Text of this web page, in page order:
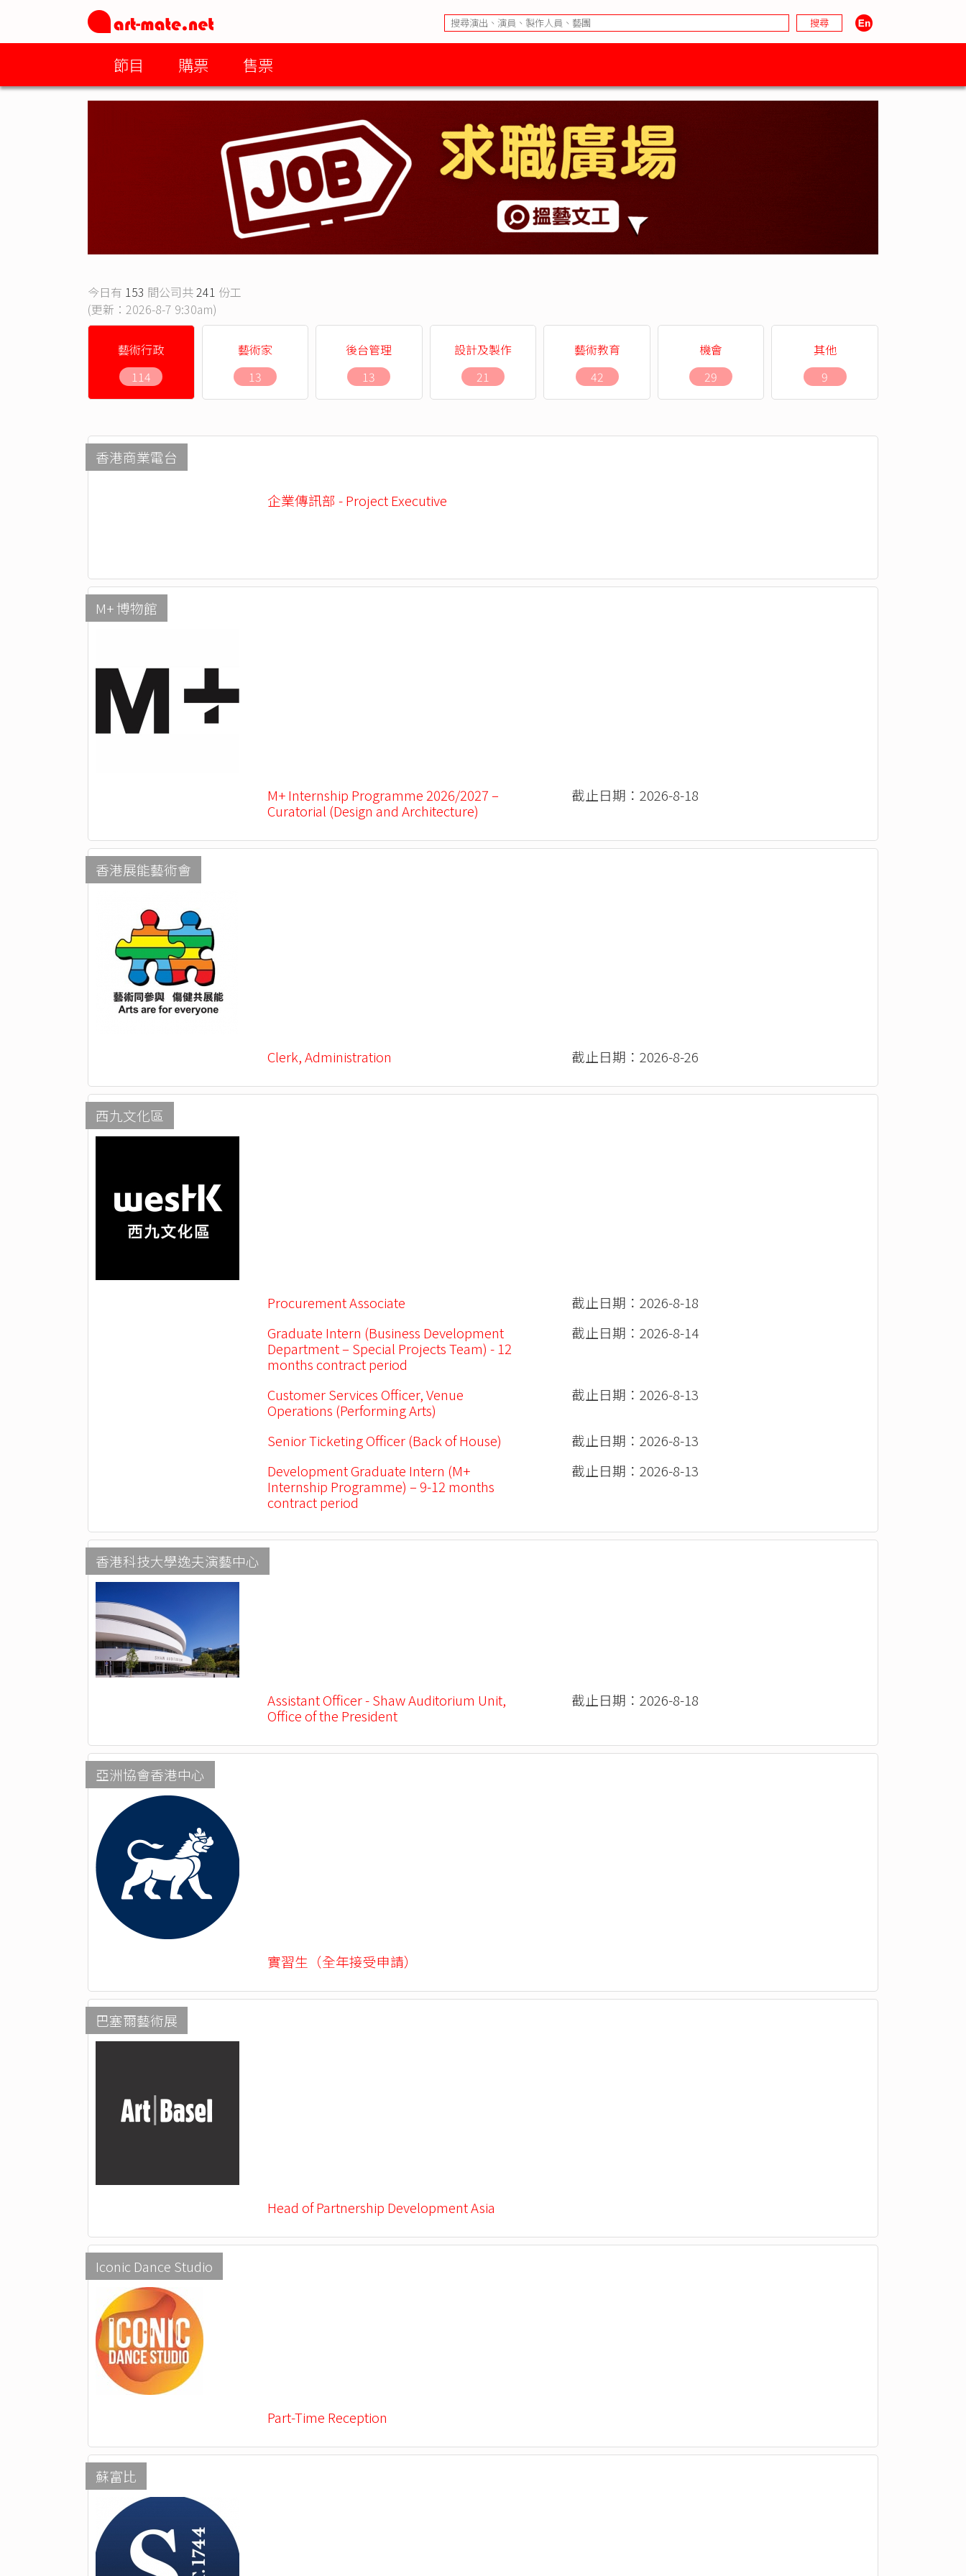
節目 購票 售票
今日有 153 間公司共241 份工
(更新：2026-8-7 9:30am)
藝術行政
114
藝術家
13
後台管理
13
設計及製作
21
藝術教育
42
機會
29
其他
9
香港商業電台
企業傳訊部 - Project Executive
M+ 博物館
M+ Internship Programme 2026/2027 –
Curatorial (Design and Architecture)
截止日期：2026-8-18
香港展能藝術會
Clerk, Administration 截止日期：2026-8-26
西九文化區
Procurement Associate
截止日期：2026-8-18
Graduate Intern (Business Development
Department – Special Projects Team) - 12
months contract period
截止日期：2026-8-14
Customer Services Officer, Venue
Operations (Performing Arts)
截止日期：2026-8-13
Senior Ticketing Officer (Back of House)
截止日期：2026-8-13
Development Graduate Intern (M+
Internship Programme) – 9-12 months
contract period
截止日期：2026-8-13
香港科技大學逸夫演藝中心
Assistant Officer - Shaw Auditorium Unit,
Office of the President
截止日期：2026-8-18
亞洲協會香港中心
實習生（全年接受申請）
巴塞爾藝術展
Head of Partnership Development Asia
Iconic Dance Studio
Part-Time Reception
蘇富比